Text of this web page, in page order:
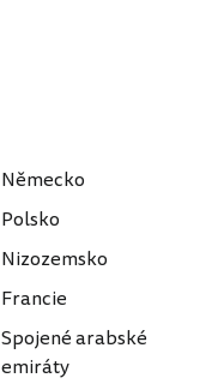
Německo
Polsko
Nizozemsko
Francie
Spojené arabské
emiráty